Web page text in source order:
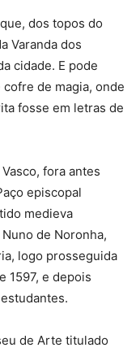
dos topos do
Varanda dos
cidade. E pode
de magia, onde
fosse em letras de
fora antes
episcopal
medieva
de Noronha,
logo prosseguida
1597, e depois
de Arte titulado